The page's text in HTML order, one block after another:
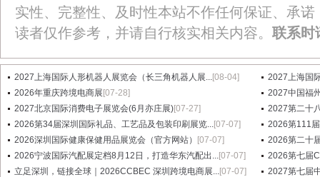
实性、完整性、及时性本站不作任何保证、承
读者仅作参考，并请自行核实相关内容。 联系时
2027上海国际人形机器人展览会（长三角机器人展...[08-04]
2027上海国
2026年重庆跨境电商展 [07-28]
2027中国福
2027北京国际消费电子展览会(6月亦庄展)[07-27]
2027第二十
2026第34届深圳国际礼品、工艺品及包装印刷展览...[07-07]
2026第111
2026深圳国际健康保健用品展览会（官方网站）
[07-07]
2026第二十
2026宁波国际汽配展定档8月12日，打造华东汽配出...[07-07]
2026第七届
立足深圳，链接全球｜2026CCBEC 深圳跨境电商展...[07-07]
2027第七届